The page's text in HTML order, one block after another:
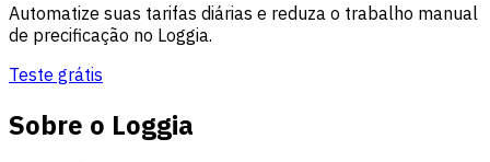
Automatize suas tarifas diárias e reduza o trabalho manual
de precificação no Loggia.
Teste grátis
Sobre o Loggia